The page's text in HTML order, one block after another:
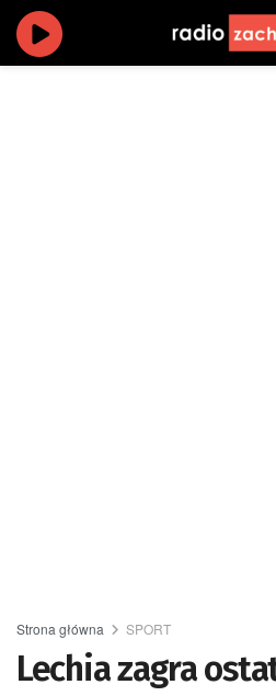
Strona główna SPORT
Lechia zagra